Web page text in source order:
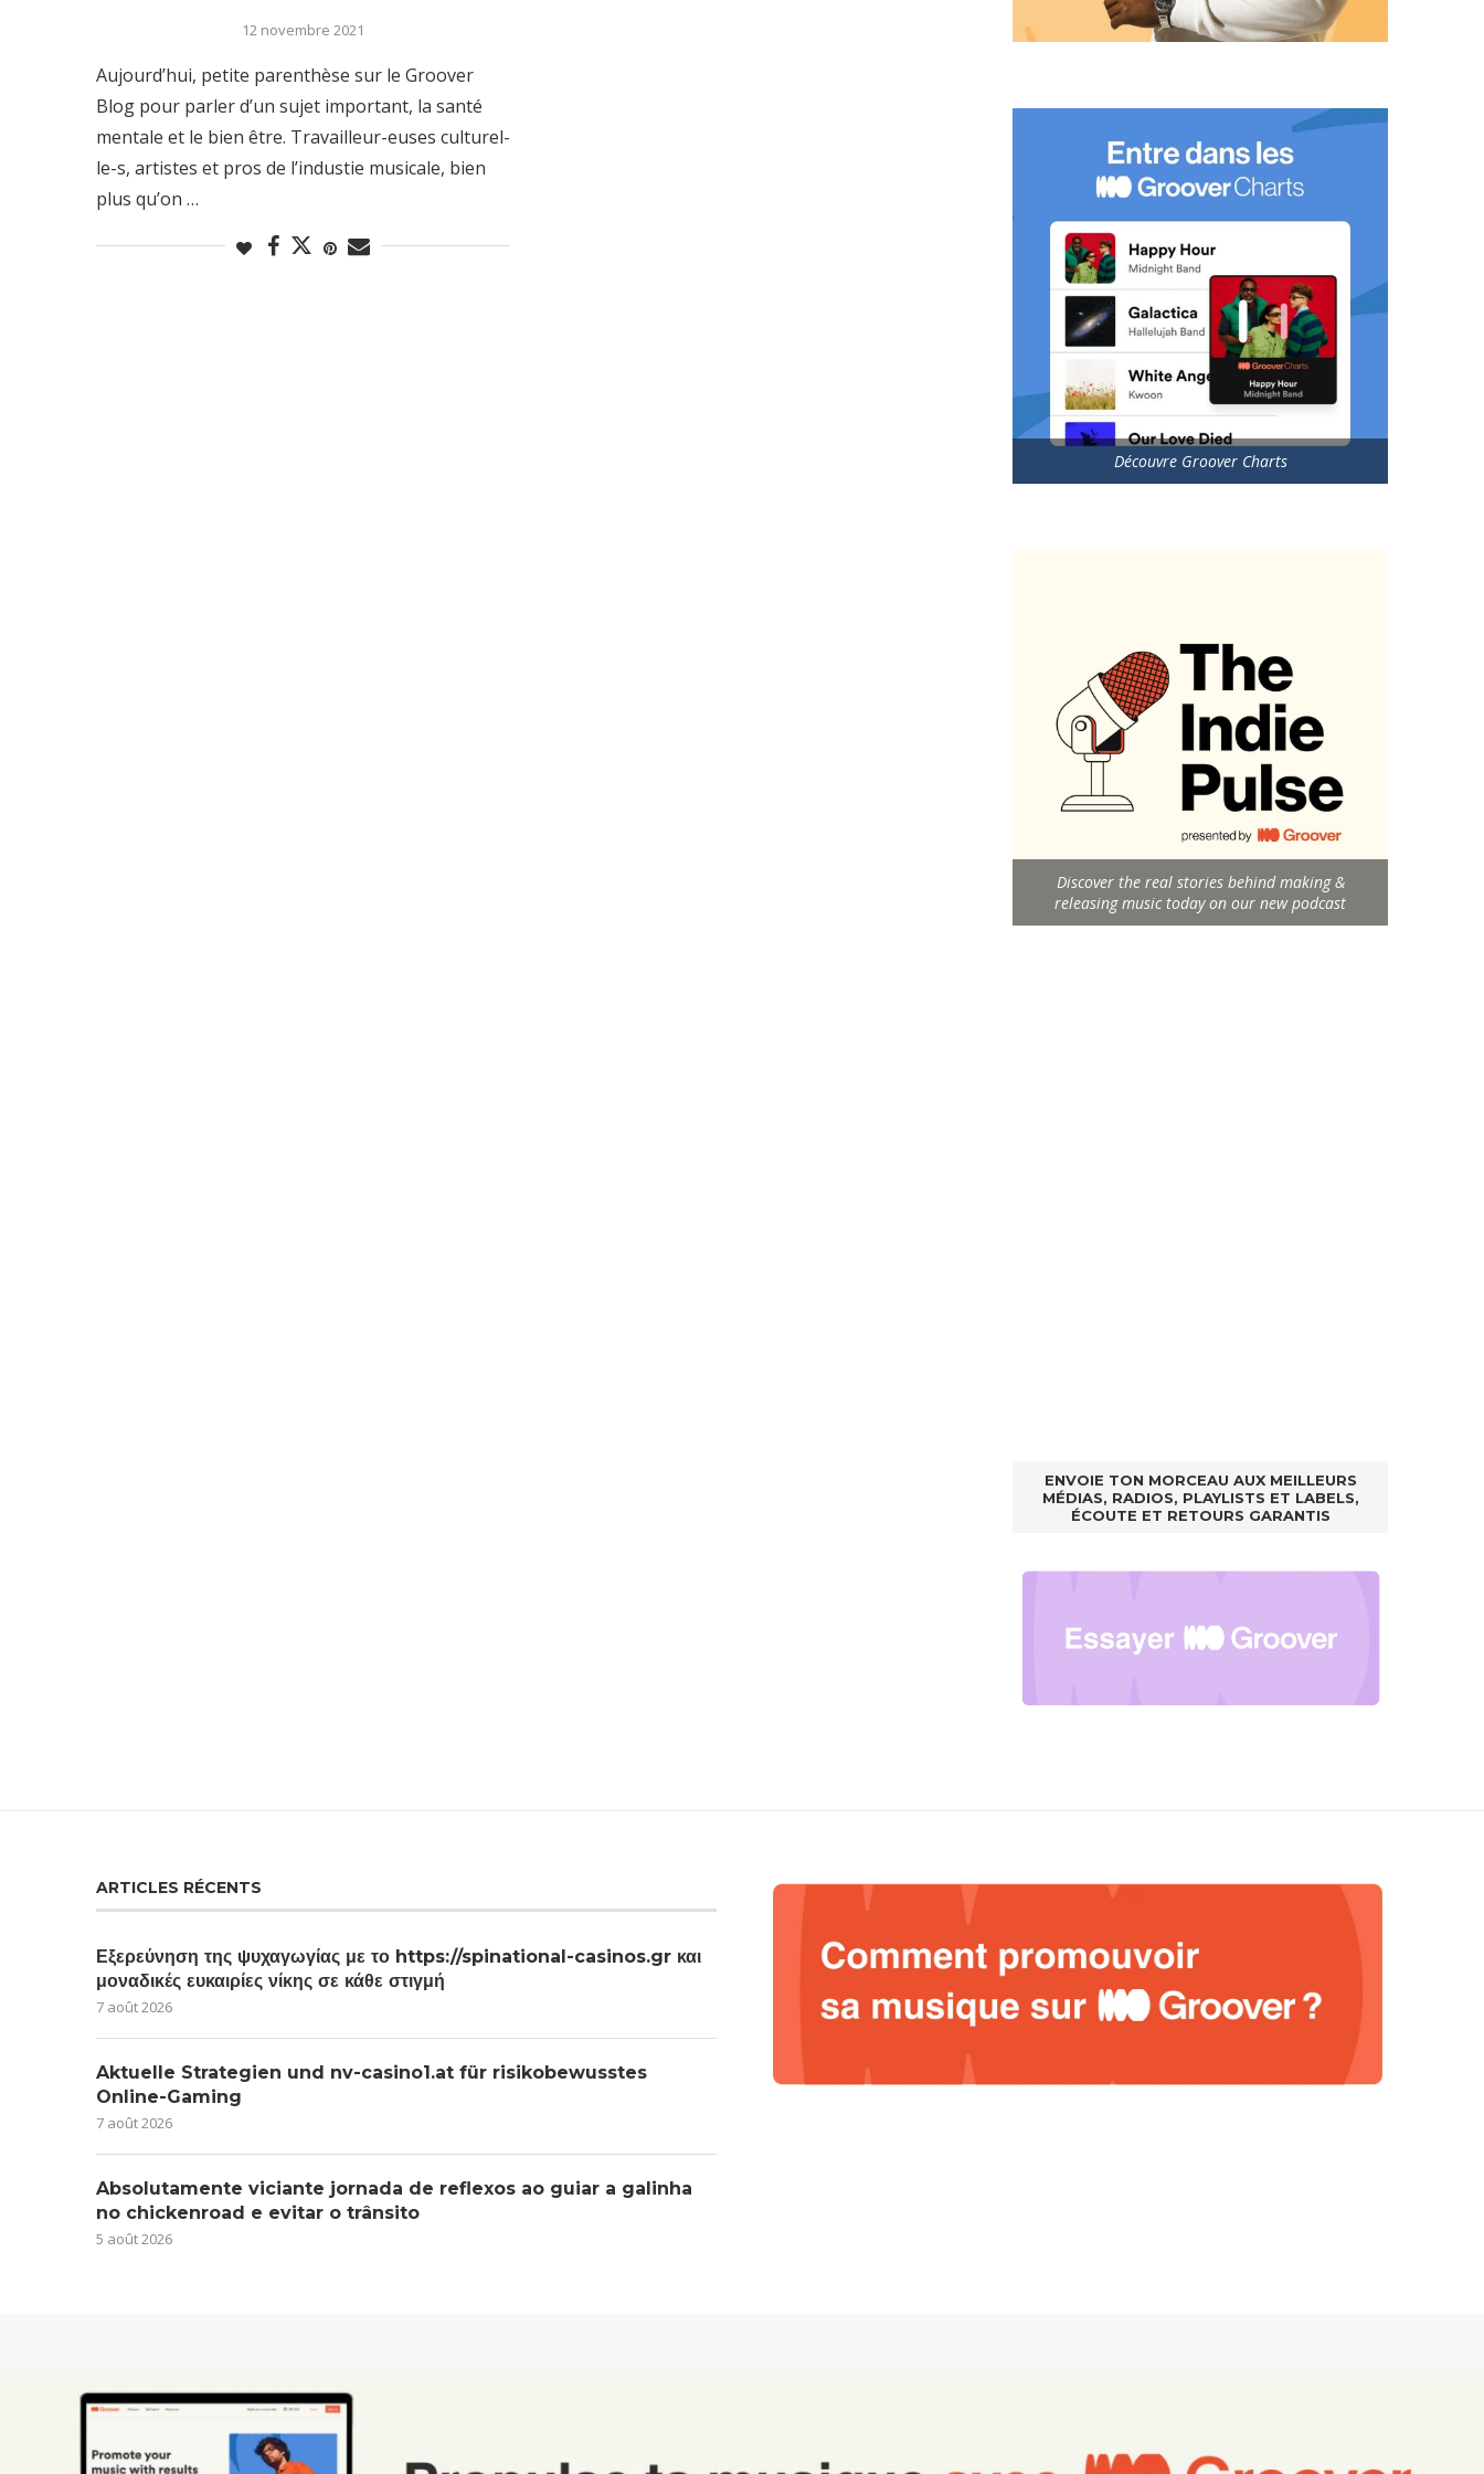
12 novembre 2021
Aujourd’hui, petite parenthèse sur le Groover
Blog pour parler d’un sujet important, la santé
mentale et le bien être. Travailleur-euses culturel-
le-s, artistes et pros de l’industie musicale, bien
plus qu’on …
Découvre Groover Charts
Discover the real stories behind making &
releasing music today on our new podcast
ENVOIE TON MORCEAU AUX MEILLEURS
MÉDIAS, RADIOS, PLAYLISTS ET LABELS,
ÉCOUTE ET RETOURS GARANTIS
ARTICLES RÉCENTS
Εξερεύνηση της ψυχαγωγίας με το https://spinational-casinos.gr και
μοναδικές ευκαιρίες νίκης σε κάθε στιγμή
7 août 2026
Aktuelle Strategien und nv-casino1.at für risikobewusstes
Online-Gaming
7 août 2026
Absolutamente viciante jornada de reflexos ao guiar a galinha
no chickenroad e evitar o trânsito
5 août 2026